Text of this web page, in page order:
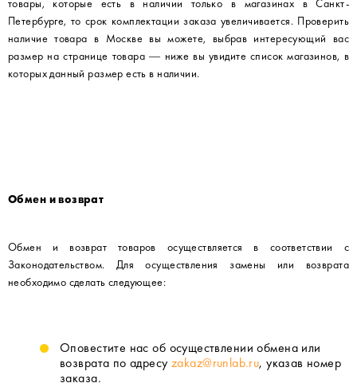
товары, которые есть в наличии только в магазинах в Санкт-
Петербурге, то срок комплектации заказа увеличивается. Проверить
наличие товара в Москве вы можете, выбрав интересующий вас
размер на странице товара — ниже вы увидите список магазинов, в
которых данный размер есть в наличии.
Обмен и возврат
Обмен и возврат товаров осуществляется в соответствии с
Законодательством. Для осуществления замены или возврата
необходимо сделать следующее:
Оповестите нас об осуществлении обмена или
возврата по адресу zakaz@runlab.ru, указав номер
заказа.